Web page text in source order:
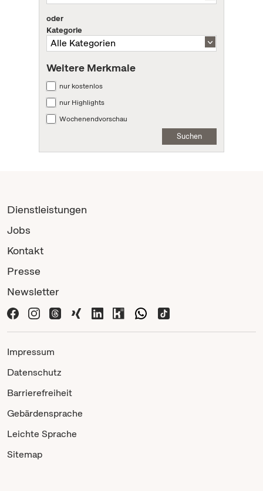
oder
Kategorie
Weitere Merkmale
nur kostenlos
nur Highlights
Wochenendvorschau
Suchen
Dienstleistungen
Jobs
Kontakt
Presse
Newsletter
Impressum
Datenschutz
Barrierefreiheit
Gebärdensprache
Leichte Sprache
Sitemap